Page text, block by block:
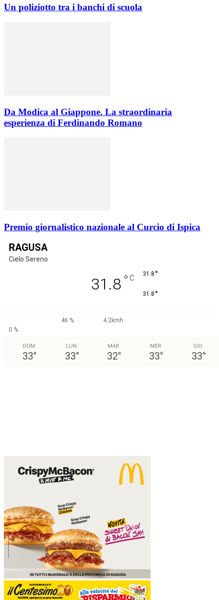
Un poliziotto tra i banchi di scuola
Da Modica al Giappone. La straordinaria
esperienza di Ferdinando Romano
Premio giornalistico nazionale al Curcio di Ispica
RAGUSA
Cielo Sereno
31.8 ° C 31.8 °
31.8 °
46 %
4.2kmh
0 %
DOM
33°
LUN
33°
MAR
32°
MER
33°
GIO
33°